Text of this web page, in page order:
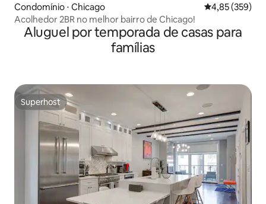
Condomínio ⋅ Chicago 4,85 de uma
4,85 (359)
Acolhedor 2BR no melhor bairro de Chicago!
Aluguel por temporada de casas para
famílias
Superhost
Superhost